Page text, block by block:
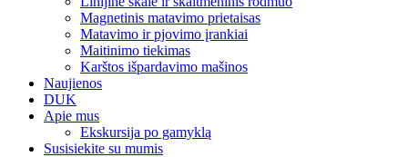
Magnetinis matavimo prietaisas
Matavimo ir pjovimo įrankiai
Maitinimo tiekimas
Karštos išpardavimo mašinos
Naujienos
DUK
Apie mus
Ekskursija po gamyklą
Susisiekite su mumis